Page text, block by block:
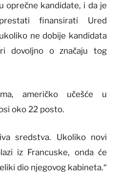
oprečne kandidate, i da je
finansirati Ured
ne dobije kandidata
dovoljno o značaju tog
američko učešće u
oko 22 posto.
sredstva. Ukoliko novi
iz Francuske, onda će
dio njegovog kabineta.“